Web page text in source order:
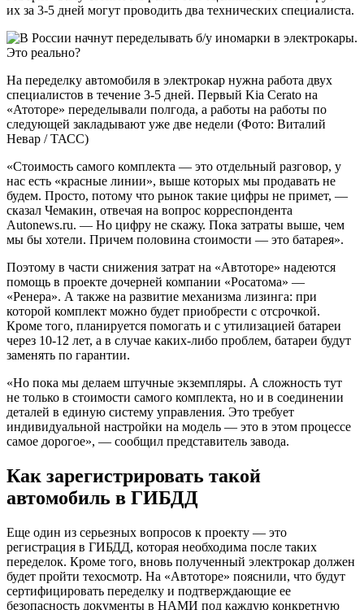
их за 3-5 дней могут проводить два технических специалиста.
На переделку автомобиля в электрокар нужна работа двух
специалистов в течение 3-5 дней. Первый Kia Cerato на
«Атоторе» переделывали полгода, а работы на работы по
следующей закладывают уже две недели (Фото: Виталий
Невар / ТАСС)
«Стоимость самого комплекта — это отдельный разговор, у
нас есть «красные линии», выше которых мы продавать не
будем. Просто, потому что рынок такие цифры не примет, —
сказал Чемакин, отвечая на вопрос корреспондента
Autonews.ru. — Но цифру не скажу. Пока затраты выше, чем
мы бы хотели. Причем половина стоимости — это батарея».
Поэтому в части снижения затрат на «Автоторе» надеются
помощь в проекте дочерней компании «Росатома» —
«Ренера». А также на развитие механизма лизинга: при
которой комплект можно будет приобрести с отсрочкой.
Кроме того, планируется помогать и с утилизацией батареи
через 10-12 лет, а в случае каких-либо проблем, батареи будут
заменять по гарантии.
«Но пока мы делаем штучные экземпляры. А сложность тут
не только в стоимости самого комплекта, но и в соединении
деталей в единую систему управления. Это требует
индивидуальной настройки на модель — это в этом процессе
самое дорогое», — сообщил представитель завода.
Как зарегистрировать такой
автомобиль в ГИБДД
Еще один из серьезных вопросов к проекту — это
регистрация в ГИБДД, которая необходима после таких
переделок. Кроме того, вновь полученный электрокар должен
будет пройти техосмотр. На «Автоторе» пояснили, что будут
сертифицировать переделку и подтверждающие ее
безопасность документы в НАМИ под каждую конкретную